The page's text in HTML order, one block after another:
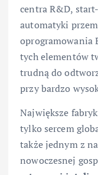
centra R&D,
automatyki
oprogramowania
tych elementów
trudną do
przy bardzo
Największe
tylko sercem
także jednym z
nowoczesnej